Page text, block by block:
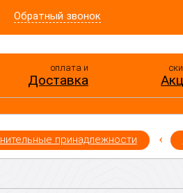
Обратный звонок
оплата и
Доставка
принадлежности